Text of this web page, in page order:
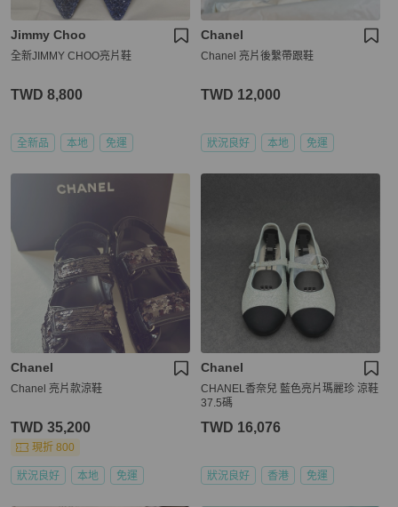
Jimmy Choo
全新JIMMY CHOO亮片鞋
TWD 8,800
全新品 本地 免運
Chanel
Chanel 亮片後繫帶跟鞋
TWD 12,000
狀況良好 本地 免運
Chanel
Chanel 亮片款涼鞋
TWD 35,200
現折 800
狀況良好 本地 免運
Chanel
CHANEL香奈兒 藍色亮片瑪麗珍 涼鞋
37.5碼
TWD 16,076
狀況良好 香港 免運